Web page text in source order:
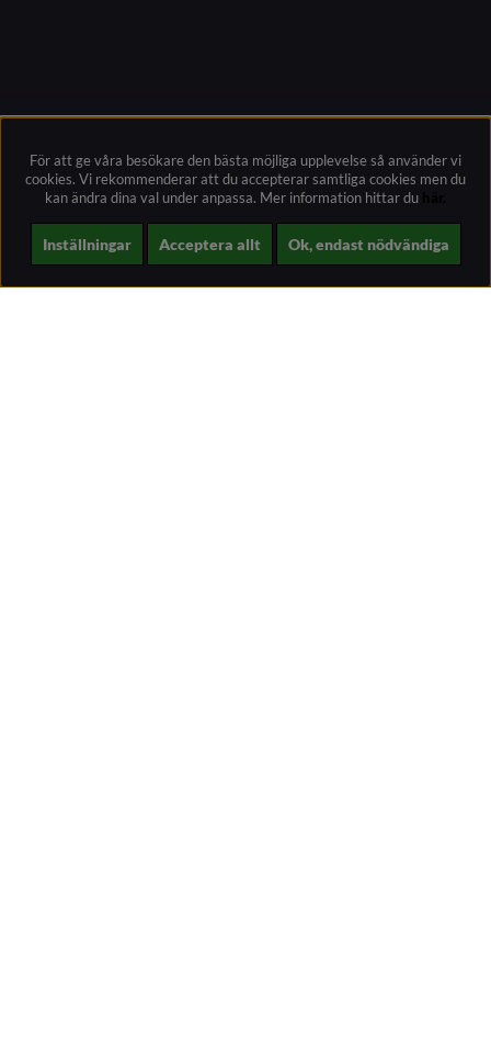
För att ge våra besökare den bästa möjliga upplevelse så använder vi
cookies. Vi rekommenderar att du accepterar samtliga cookies men du
kan ändra dina val under anpassa. Mer information hittar du
Inställningar Acceptera allt Ok, endast nödvändiga